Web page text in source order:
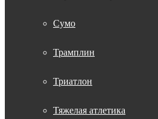
Сумо
Трамплин
Триатлон
Тяжелая атлетика